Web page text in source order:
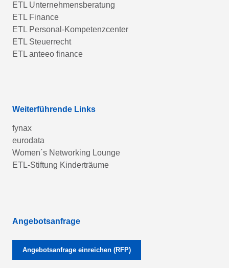
ETL Unternehmensberatung
ETL Finance
ETL Personal-Kompetenzcenter
ETL Steuerrecht
ETL anteeo finance
Weiterführende Links
fynax
eurodata
Women´s Networking Lounge
ETL-Stiftung Kinderträume
Angebotsanfrage
Angebotsanfrage einreichen (RFP)